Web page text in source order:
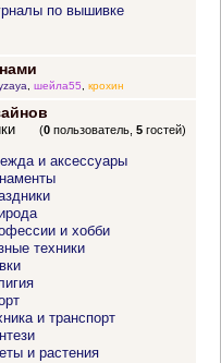
по вышивке
, шейла55, крохин
(0 пользователь,5 гостей)
и аксессуары
и хобби
техники
и транспорт
и растения